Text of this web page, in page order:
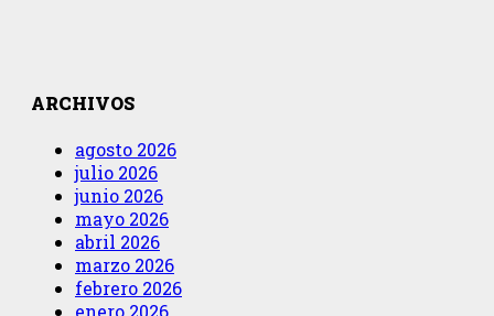
ARCHIVOS
agosto 2026
julio 2026
junio 2026
mayo 2026
abril 2026
marzo 2026
febrero 2026
enero 2026